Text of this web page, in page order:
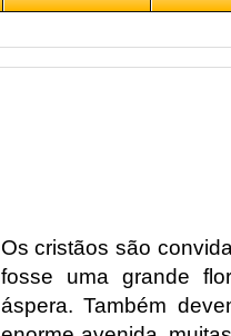
Os cristãos são
fosse uma grande
áspera. Também